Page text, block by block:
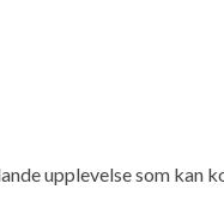
upplevelse som kan